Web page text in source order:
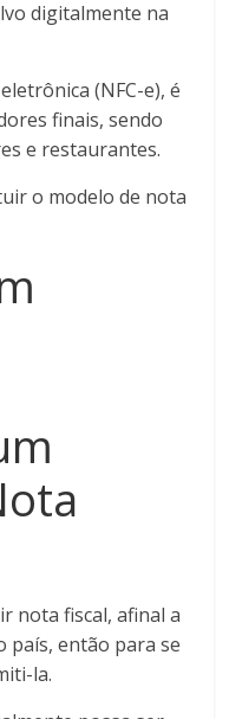
digitalmente na
(NFC-e), é
finais, sendo
e restaurantes.
o modelo de nota
nota fiscal, afinal a
país, então para se
la.